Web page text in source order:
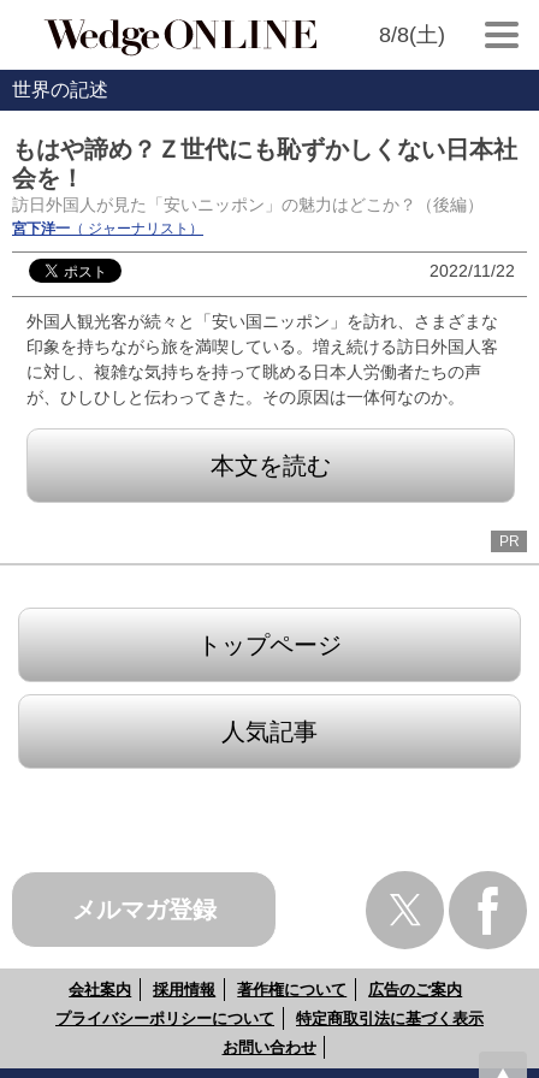
8/8(土)
世界の記述
もはや諦め？Ｚ世代にも恥ずかしくない日本社
会を！
訪日外国人が見た「安いニッポン」の魅力はどこか？（後編）
宮下洋一 （ ジャーナリスト）
2022/11/22
外国人観光客が続々と「安い国ニッポン」を訪れ、さまざまな
印象を持ちながら旅を満喫している。増え続ける訪日外国人客
に対し、複雑な気持ちを持って眺める日本人労働者たちの声
が、ひしひしと伝わってきた。その原因は一体何なのか。
本文を読む
PR
トップページ
人気記事
メルマガ登録
会社案内 採用情報 著作権について
広告のご案内
プライバシーポリシーについて
特定商取引法に基づく表示
お問い合わせ